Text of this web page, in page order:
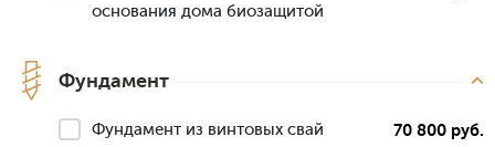
основания дома биозащитой
Фундамент
Фундамент из винтовых свай 70 800 руб.